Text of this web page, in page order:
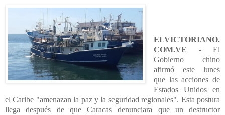
ELVICTORIANO.
COM.VE - El
Gobierno chino
afirmó este lunes
que las acciones de
Estados Unidos en
el Caribe "amenazan la paz y la seguridad regionales". Esta postura
llega después de que Caracas denunciara que un destructor